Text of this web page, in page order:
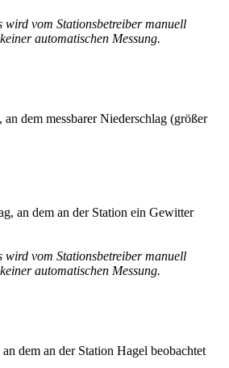
wird vom Stationsbetreiber manuell
automatischen Messung.
dem messbarer Niederschlag (größer
an dem an der Station ein Gewitter
wird vom Stationsbetreiber manuell
automatischen Messung.
dem an der Station Hagel beobachtet